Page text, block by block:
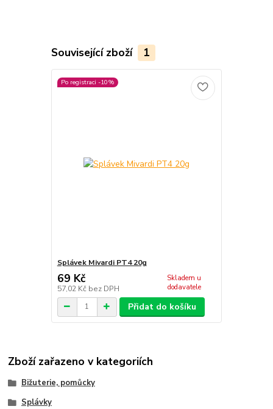
Související zboží 1
Po registraci -10%
Splávek Mivardi PT4 20g
69 Kč
57,02 Kč bez DPH
Skladem u
dodavatele
Přidat do košíku
Zboží zařazeno v kategoriích
Bižuterie, pomůcky
Splávky